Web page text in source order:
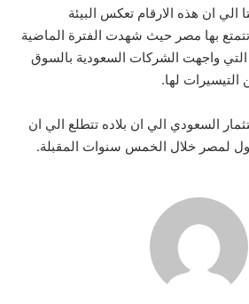
الي ان هذه الارقام تعكس البيئة
تتمتع بها مصر حيث شهدت الفترة الماضية
التي واجهت الشركات السعودية بالسوق
التيسيرات لها.
السعودي الي ان بلاده تتطلع الي ان
لمصر خلال الخمس سنوات المقبلة.